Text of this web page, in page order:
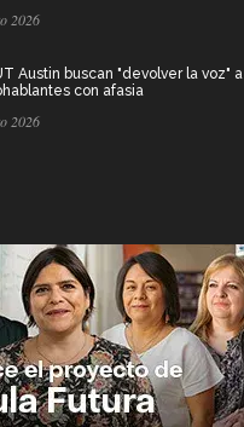
2026
Austin buscan "devolver la voz" a
con afasia
2026